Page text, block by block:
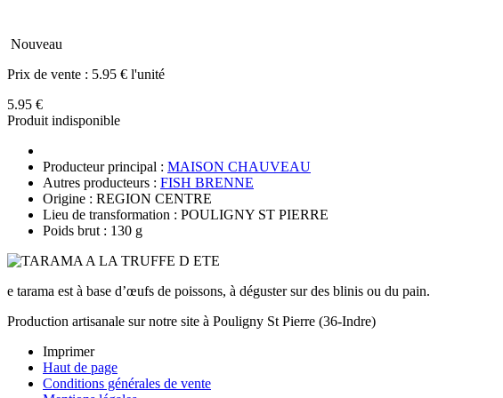
Nouveau
Prix de vente : 5.95 € l'unité
5.95 €
Produit indisponible
Producteur principal : MAISON CHAUVEAU
Autres producteurs : FISH BRENNE
Origine : REGION CENTRE
Lieu de transformation : POULIGNY ST PIERRE
Poids brut : 130 g
e tarama est à base d’œufs de poissons, à déguster sur des blinis ou du pain.
Production artisanale sur notre site à Pouligny St Pierre (36-Indre)
Imprimer
Haut de page
Conditions générales de vente